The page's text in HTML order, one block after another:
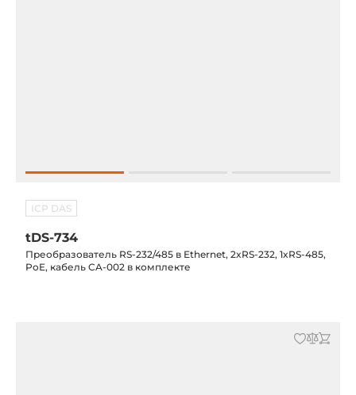
ICP DAS
tDS-734
Преобразователь RS-232/485 в Ethernet, 2xRS-232, 1xRS-485,
PoE, кабель CA-002 в комплекте